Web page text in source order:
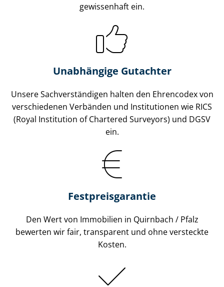
gewissenhaft ein.
Unabhängige Gutachter
Unsere Sach­ver­stän­di­gen halten den Ehrencodex von
verschiedenen Verbänden und Institutionen wie RICS
(Royal Institution of Chartered Surveyors) und DGSV
ein.
Festpreis​garantie
Den Wert von Immobilien in Quirnbach / Pfalz
bewerten wir fair, transparent und ohne versteckte
Kosten.